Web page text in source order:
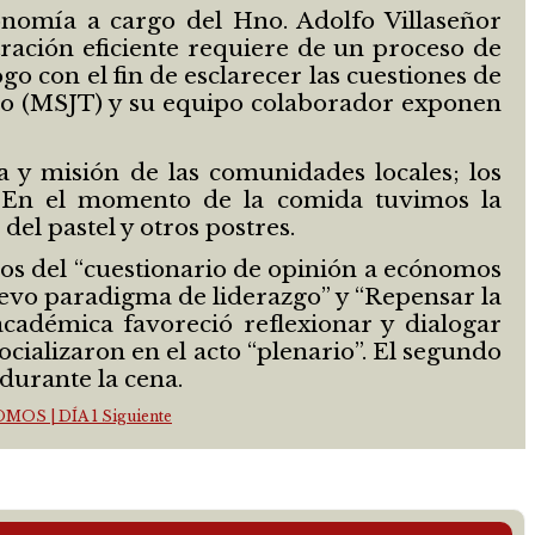
a cargo del Hno. Adolfo Villaseñor
eficiente requiere de un proceso de
con el fin de esclarecer las cuestiones de
(MSJT) y su equipo colaborador exponen
misión de las comunidades locales; los
En el momento de la comida tuvimos la
pastel y otros postres.
del “cuestionario de opinión a ecónomos
paradigma de liderazgo” y “Repensar la
favoreció reflexionar y dialogar
en el acto “plenario”. El segundo
la cena.
| DÍA 1 Siguiente